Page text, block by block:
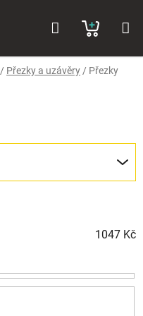
KOŠÍK
/ Přezky a uzávěry / Přezky
1047 Kč